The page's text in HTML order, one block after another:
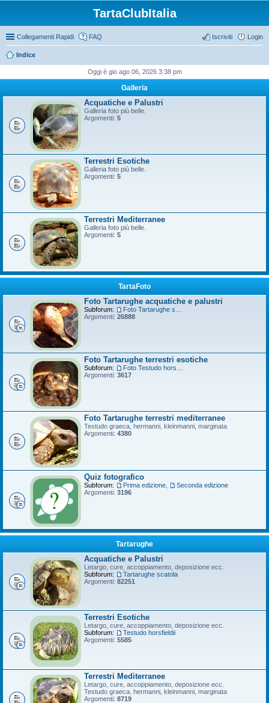
TartaClubItalia
Collegamenti Rapidi FAQ Login
Iscriviti
Indice
Oggi è gio ago 06, 2026 3:38 pm
Galleria
Acquatiche e Palustri
Galleria foto più belle.
Argomenti: 5
Terrestri Esotiche
Galleria foto più belle.
Argomenti: 5
Terrestri Mediterranee
Galleria foto più belle.
Argomenti: 5
TartaFoto
Foto Tartarughe acquatiche e palustri
Subforum:
Argomenti: 26888
Foto Tartarughe terrestri esotiche
Subforum:
Argomenti: 3617
Foto Tartarughe terrestri mediterranee
Testudo graeca, hermanni, kleinmanni, marginata
Argomenti: 4380
Quiz fotografico
Subforum: Prima edizione
Seconda edizione
Argomenti: 3196
Tartarughe
Acquatiche e Palustri
Letargo, cure, accoppiamento, deposizione ecc.
Subforum:
Tartarughe scatola
Argomenti: 82251
Terrestri Esotiche
Letargo, cure, accoppiamento, deposizione ecc.
Subforum:
Testudo horsfieldii
Argomenti: 5585
Terrestri Mediterranee
Letargo, cure, accoppiamento, deposizione ecc.
Testudo graeca, hermanni, kleinmanni, marginata
Argomenti: 8719